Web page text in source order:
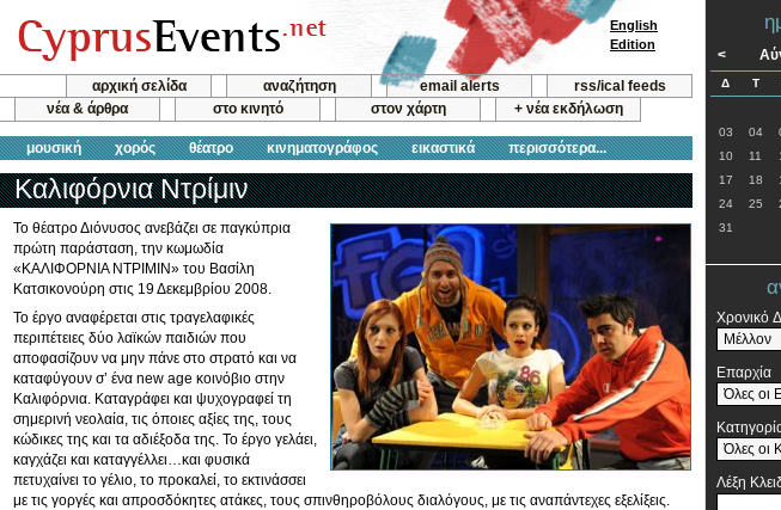
αρχική σελίδα αναζήτηση email alerts
rss/ical feeds
νέα & άρθρα
στο κινητό στον χάρτη + νέα εκδήλωση
μουσική χορός θέατρο κινηματογράφος εικαστικά περισσότερα...
English
Edition
Καλιφόρνια Ντρίμιν
Το θέατρο Διόνυσος ανεβάζει σε παγκύπρια
πρώτη παράσταση, την κωμωδία
«ΚΑΛΙΦΟΡΝΙΑ ΝΤΡΙΜΙΝ» του Βασίλη
Κατσικονούρη στις 19 Δεκεμβρίου 2008.
Το έργο αναφέρεται στις τραγελαφικές
περιπέτειες δύο λαϊκών παιδιών που
αποφασίζουν να μην πάνε στο στρατό και να
καταφύγουν σ’ ένα new age κοινόβιο στην
Καλιφόρνια. Καταγράφει και ψυχογραφεί τη
σημερινή νεολαία, τις όποιες αξίες της, τους
κώδικες της και τα αδιέξοδα της. Το έργο γελάει,
καγχάζει και καταγγέλλει…και φυσικά
πετυχαίνει το γέλιο, το προκαλεί, το εκτινάσσει
με τις γοργές και απροσδόκητες ατάκες, τους σπινθηροβόλους διαλόγους, με τις αναπάντεχες εξελίξεις.
<
Δ Τ
03
04
10
11
17
18
24
25
31
Χρονικό
Επαρχία
Λέξη